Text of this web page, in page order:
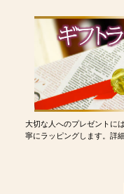
大切な人へのプレゼントに
寧にラッピングします。詳